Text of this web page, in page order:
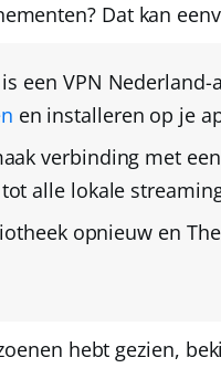
Dat kan
een VPN
en installeren op je
verbinding met
alle lokale
opnieuw en
hebt gezien,